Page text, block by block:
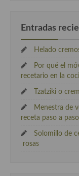
Entradas
Helado
Por qué el
recetario en la
Tzatziki o
Menestra de
receta paso a
Solomillo de
rosas